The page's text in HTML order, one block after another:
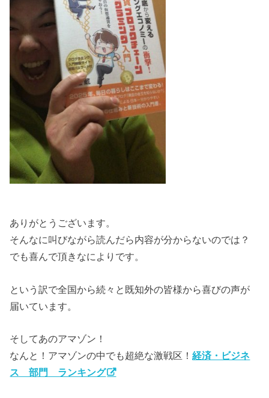
ありがとうございます。
そんなに叫びながら読んだら内容が分からないのでは？
でも喜んで頂きなによりです。
という訳で全国から続々と既知外の皆様から喜びの声が
届いています。
そしてあのアマゾン！
なんと！アマゾンの中でも超絶な激戦区！経済・ビジネ
ス 部門 ランキング